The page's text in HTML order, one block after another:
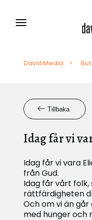
David Media >
Tillbaka
Idag får vi
Idag får vi vara
från Gud.
Idag får vårt folk,
rättfärdigheten
Och om vi än
med hunger och
Tillstånd